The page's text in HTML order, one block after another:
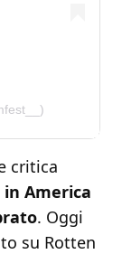
critica
America
. Oggi
su Rotten